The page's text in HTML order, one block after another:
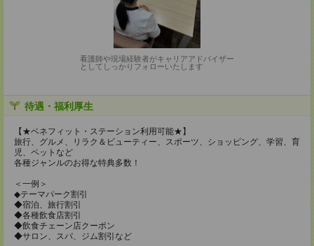
看護師や現場経験者がキャリアアドバイザー
としてしっかりフォローいたします
待遇・福利厚生
【★ベネフィット・ステーション利用可能★】
旅行、グルメ、リラク＆ビューティー、スポーツ、ショッピング、学習、育
児、ペットなど
各種ジャンルのお得な特典多数！
＜一例＞
◆テーマパーク割引
◆宿泊、旅行割引
◆各種飲食店割引
◆飲食チェーン店クーポン
◆サロン、スパ、ジム割引など